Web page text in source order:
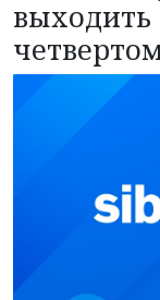
выходить